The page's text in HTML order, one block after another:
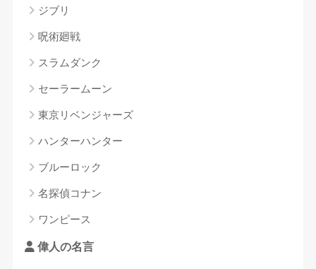
ジブリ
呪術廻戦
スラムダンク
セーラームーン
東京リベンジャーズ
ハンターハンター
ブルーロック
名探偵コナン
ワンピース
偉人の名言